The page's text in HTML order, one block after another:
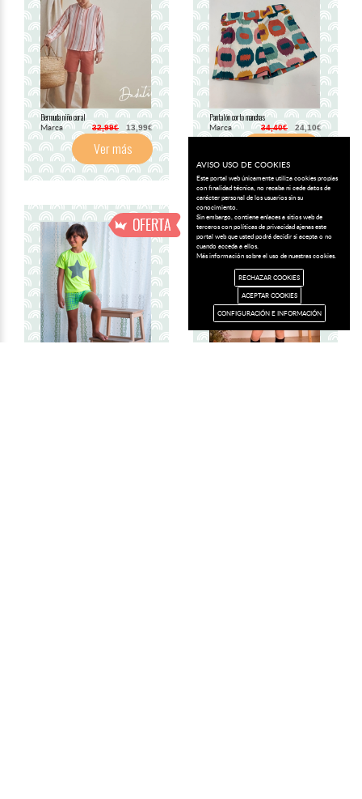
Bermuda niño coral
Marca 32,99€ 13,99€
Ver más
Pantalón corto manchas
Marca 34,40€ 24,10€
AVISO USO DE COOKIES
Este portal web únicamente utiliza cookies propias
con finalidad técnica, no recaba ni cede datos de
carácter personal de los usuarios sin su
conocimiento.
Sin embargo, contiene enlaces a sitios web de
terceros con políticas de privacidad ajenas este
portal web que usted podrá decidir si acepta o no
cuando acceda a ellos.
Más información sobre el uso de nuestras cookies.
RECHAZAR COOKIES
ACEPTAR COOKIES
CONFIGURACIÓN E INFORMACIÓN